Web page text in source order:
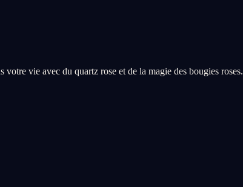
vie avec du quartz rose et de la magie des bougies roses.